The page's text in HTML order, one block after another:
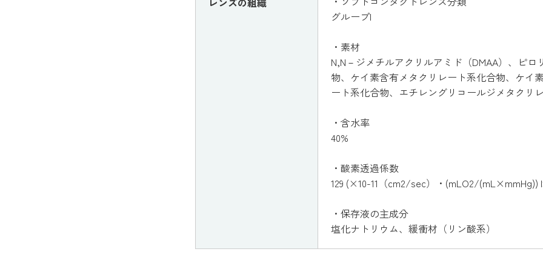
グループI
・素材
N,N－ジメチルアクリルアミド（DMAA）、ピロ
物、ケイ素含有メタクリレート系化合物、ケイ
ート系化合物、エチレングリコールジメタクリ
・含水率
40%
・酸素透過係数
129 (×10-11（cm2/sec）・(mLO2/(mL×mmHg))
・保存液の主成分
塩化ナトリウム、緩衝材（リン酸系）